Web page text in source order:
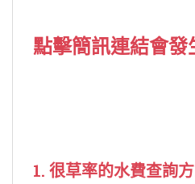
點擊簡訊連結會發
1. 很草率的水費查詢